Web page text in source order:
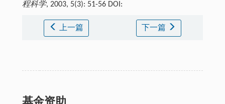
程科学, 2003, 5(3): 51-56 DOI:
上一篇 下一篇